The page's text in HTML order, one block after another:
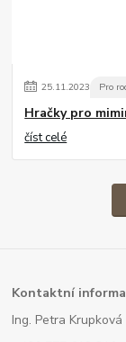
25.11.2023 Pro
Hračky pro
číst celé
Kontaktní
Ing. Petra Krupková